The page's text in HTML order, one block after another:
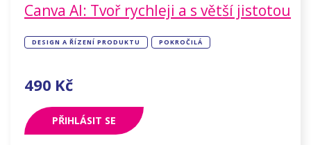
Canva AI: Tvoř rychleji a s větší jistotou
DESIGN A ŘÍZENÍ PRODUKTU POKROČILÁ
490 Kč
PŘIHLÁSIT SE